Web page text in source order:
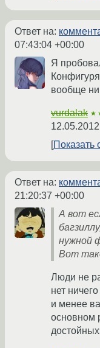
Ответ на:
07:43:04 +00:00
Я
вообще
vurdalak
Показать
Ответ на:
21:20:37 +00:00
А вот
нужной
Вот
Люди не
нет
и менее
основном